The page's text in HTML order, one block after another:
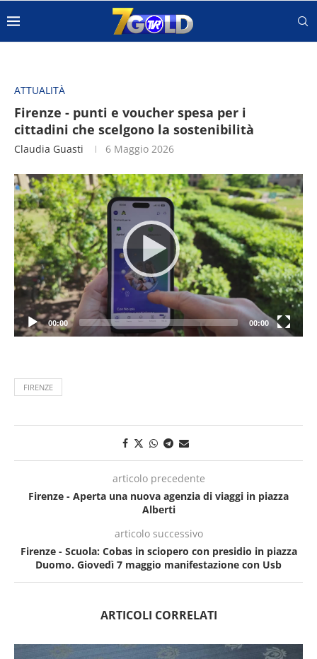
ATTUALITÀ
Firenze - punti e voucher spesa per i
cittadini che scelgono la sostenibilità
Claudia Guasti 6 Maggio 2026
Video
Player
00:00 00:00
FIRENZE
articolo precedente
Firenze - Aperta una nuova agenzia di viaggi in piazza
Alberti
articolo successivo
Firenze - Scuola: Cobas in sciopero con presidio in piazza
Duomo. Giovedì 7 maggio manifestazione con Usb
ARTICOLI CORRELATI